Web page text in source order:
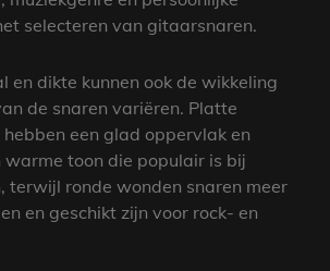
selecteren van gitaarsnaren.
en dikte kunnen ook de wikkeling
de snaren variëren. Platte
een glad oppervlak en
warme toon die populair is bij
terwijl ronde wonden snaren meer
en geschikt zijn voor rock- en